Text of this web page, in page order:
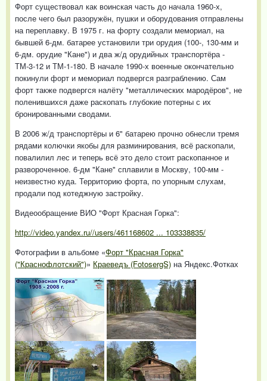
Форт существовал как воинская часть до начала 1960-х,
после чего был разоружён, пушки и оборудования отправлены
на переплавку. В 1975 г. на форту создали мемориал, на
бывшей 6-дм. батарее установили три орудия (100-, 130-мм и
6-дм. орудие "Кане") и два ж/д орудийных транспортёра -
ТМ-3-12 и ТМ-1-180. В начале 1990-х военные окончательно
покинули форт и мемориал подвергся разграблению. Сам
форт также подвергся налёту "металлических мародёров", не
поленившихся даже раскопать глубокие потерны с их
бронированными сводами.
В 2006 ж/д транспортёры и 6" батарею прочно обнесли тремя
рядами колючки якобы для разминирования, всё раскопали,
повалилил лес и теперь всё это дело стоит раскопанное и
развороченное. 6-дм "Кане" сплавили в Москву, 100-мм -
неизвестно куда. Территорию форта, по упорным слухам,
продали под котеджную застройку.
Видеообращение ВИО "Форт Красная Горка":
http://video.yandex.ru//users/461168602 ... 103338835/
Фотографии в альбоме «Форт "Красная Горка"
("Краснофлотский")» Краеведъ (FotosergS) на Яндекс.Фотках